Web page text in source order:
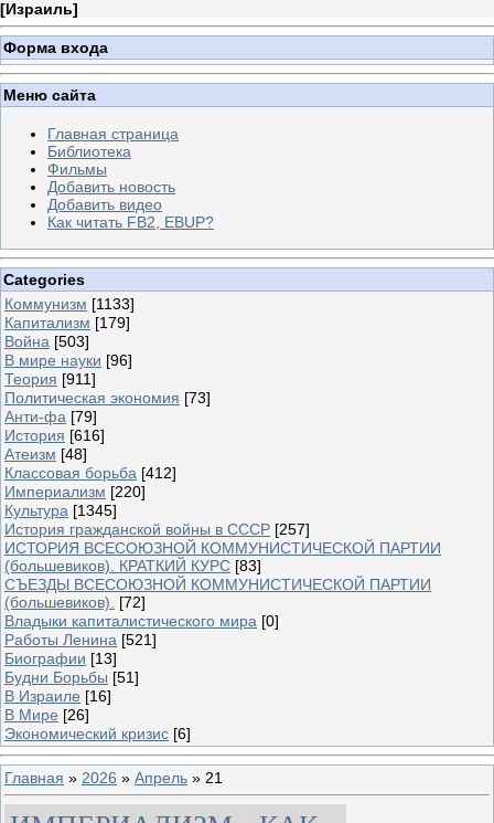
[Израиль]
Форма входа
Меню сайта
Главная страница
Библиотека
Фильмы
Добавить новость
Добавить видео
Как читать FB2, EBUP?
Categories
Коммунизм [1133]
Капитализм [179]
Война [503]
В мире науки [96]
Теория [911]
Политическая экономия [73]
Анти-фа [79]
История [616]
Атеизм [48]
Классовая борьба [412]
Империализм [220]
Культура [1345]
История гражданской войны в СССР [257]
ИСТОРИЯ ВСЕСОЮЗНОЙ КОММУНИСТИЧЕСКОЙ ПАРТИИ
(большевиков). КРАТКИЙ КУРС [83]
СЪЕЗДЫ ВСЕСОЮЗНОЙ КОММУНИСТИЧЕСКОЙ ПАРТИИ
(большевиков).
[72]
Владыки капиталистического мира [0]
Работы Ленина [521]
Биографии [13]
Будни Борьбы [51]
В Израиле [16]
В Мире [26]
Экономический кризис [6]
Главная » 2026 » Апрель » 21